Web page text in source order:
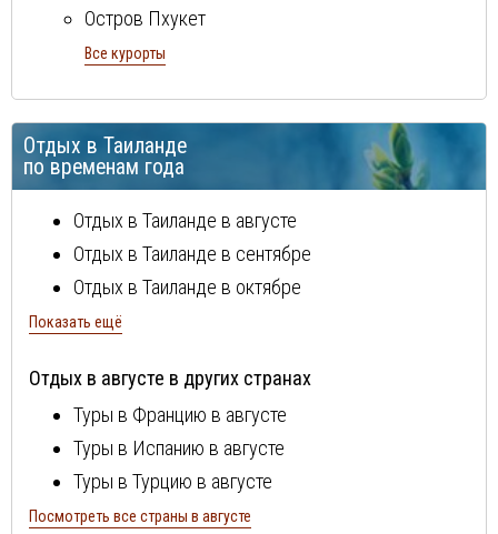
Остров Пхукет
Остров Самуи
Все курорты
Отдых в Таиланде
по временам года
Отдых в Таиланде в августе
Отдых в Таиланде в сентябре
Отдых в Таиланде в октябре
Отдых в Таиланде в ноябре
Отдых в Таиланде в январе
Отдых в Таиланде в феврале
Отдых в Таиланде в марте
Отдых в Таиланде в апреле
Отдых в Таиланде в мае
Показать ещё
Отдых в августе в других странах
Туры в Францию в августе
Туры в Испанию в августе
Туры в Турцию в августе
Туры в Болгарию в августе
Посмотреть все страны в августе